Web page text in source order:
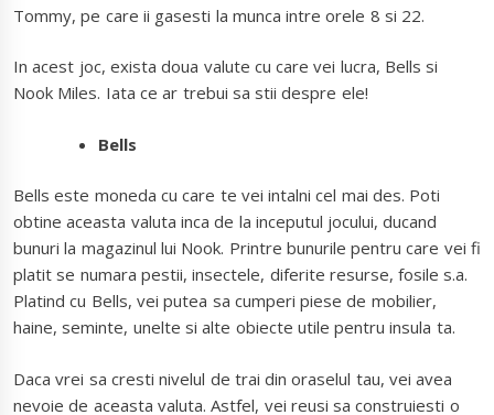
Tommy, pe care ii gasesti la munca intre orele 8 si 22.
In acest joc, exista doua valute cu care vei lucra, Bells si
Nook Miles. Iata ce ar trebui sa stii despre ele!
Bells
Bells este moneda cu care te vei intalni cel mai des. Poti
obtine aceasta valuta inca de la inceputul jocului, ducand
bunuri la magazinul lui Nook. Printre bunurile pentru care vei fi
platit se numara pestii, insectele, diferite resurse, fosile s.a.
Platind cu Bells, vei putea sa cumperi piese de mobilier,
haine, seminte, unelte si alte obiecte utile pentru insula ta.
Daca vrei sa cresti nivelul de trai din oraselul tau, vei avea
nevoie de aceasta valuta. Astfel, vei reusi sa construiesti o